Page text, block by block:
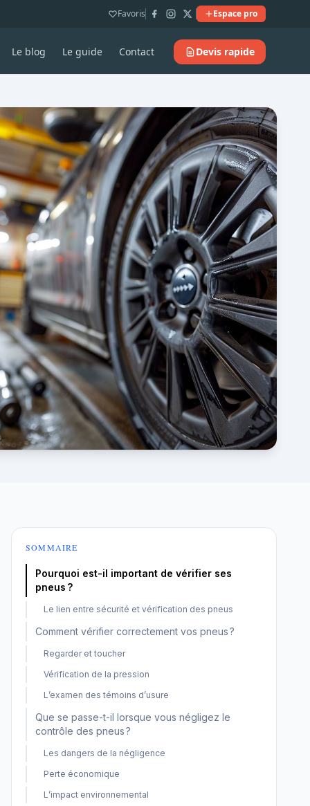
Favoris Espace pro
Le blog Le guide Contact Devis rapide
SOMMAIRE
Pourquoi est-il important de vérifier ses
pneus ?
Le lien entre sécurité et vérification des pneus
Comment vérifier correctement vos pneus ?
Regarder et toucher
Vérification de la pression
L’examen des témoins d’usure
Que se passe-t-il lorsque vous négligez le
contrôle des pneus ?
Les dangers de la négligence
Perte économique
L’impact environnemental